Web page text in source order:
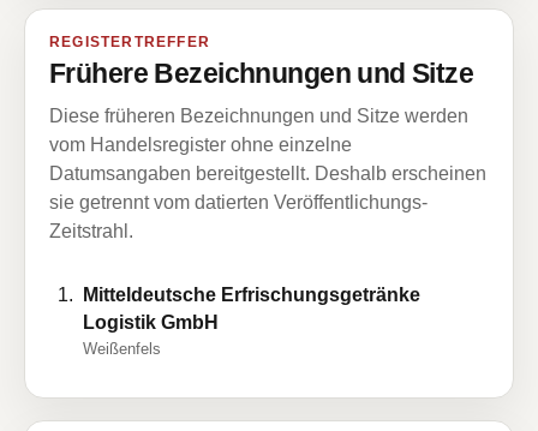
REGISTERTREFFER
Frühere Bezeichnungen und Sitze
Diese früheren Bezeichnungen und Sitze werden
vom Handelsregister ohne einzelne
Datumsangaben bereitgestellt. Deshalb erscheinen
sie getrennt vom datierten Veröffentlichungs-
Zeitstrahl.
Mitteldeutsche Erfrischungsgetränke
Logistik GmbH
Weißenfels